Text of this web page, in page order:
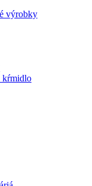
výrobky
kŕmidlo